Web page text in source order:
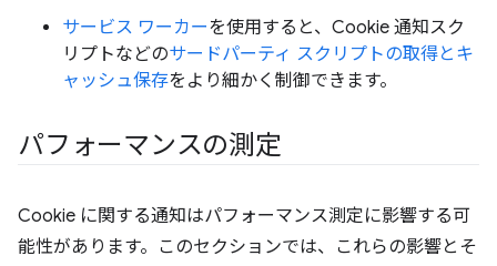
サービス ワーカーを使用すると、Cookie 通知スク
リプトなどのサードパーティ スクリプトの取得とキ
ャッシュ保存をより細かく制御できます。
パフォーマンスの測定
Cookie に関する通知はパフォーマンス測定に影響する可
能性があります。このセクションでは、これらの影響とそ